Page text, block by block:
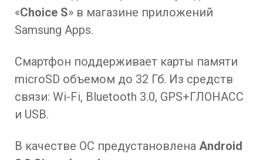
«Choice S» в магазине приложений
Samsung Apps.
Смартфон поддерживает карты памяти
microSD объемом до 32 Гб. Из средств
связи: Wi-Fi, Bluetooth 3.0, GPS+ГЛОНАСС
и USB.
В качестве ОС предустановлена Android